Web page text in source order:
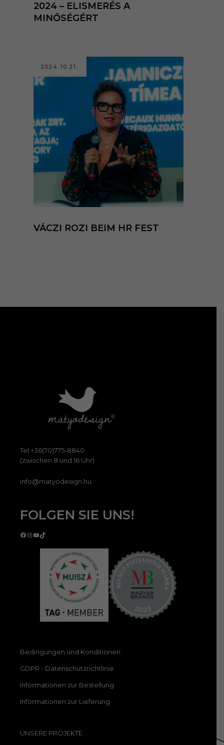
2024 – ELISMERÉS A
MINŐSÉGÉRT
2024.10.21.
VÁCZI ROZI BEIM HR FEST
Tel:+36(70)775-8840
(zwischen 8 und 16 Uhr)
info@matyodesign.hu
FOLGEN SIE UNS!
Facebook
Instagram
YouTube
TikTok
Bedingungen und Konditionen
GDPR - Datenschutzrichtlinie
Informationen zur Bestellung
Informationen zur Lieferung
UNSERE PROJEKTE